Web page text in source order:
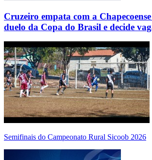
Cruzeiro empata com a
duelo da Copa do Brasil e decide
Semifinais do Campeonato Rural Sicoob 2026